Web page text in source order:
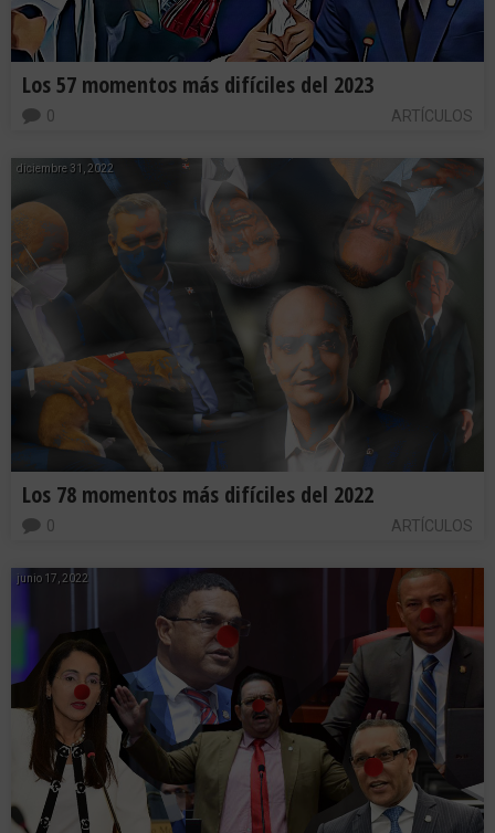
Los 57 momentos más difíciles del 2023
ARTÍCULOS
0
diciembre 31, 2022
Los 78 momentos más difíciles del 2022
ARTÍCULOS
0
junio 17, 2022